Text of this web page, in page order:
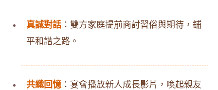
真誠對話 ：雙方家庭提前商討習俗與期待，鋪
平和諧之路。
共織回憶 ：宴會播放新人成長影片，喚起親友